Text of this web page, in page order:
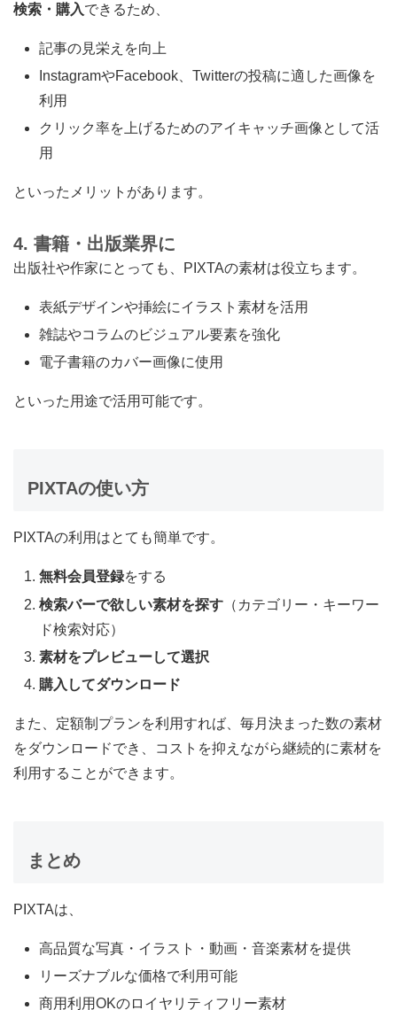
検索・購入できるため、
記事の見栄えを向上
InstagramやFacebook、Twitterの投稿に適した画像を
利用
クリック率を上げるためのアイキャッチ画像として活
用
といったメリットがあります。
4. 書籍・出版業界に
出版社や作家にとっても、PIXTAの素材は役立ちます。
表紙デザインや挿絵にイラスト素材を活用
雑誌やコラムのビジュアル要素を強化
電子書籍のカバー画像に使用
といった用途で活用可能です。
PIXTAの使い方
PIXTAの利用はとても簡単です。
無料会員登録をする
検索バーで欲しい素材を探す （カテゴリー・キーワー
ド検索対応）
素材をプレビューして選択
購入してダウンロード
また、定額制プランを利用すれば、毎月決まった数の素材
をダウンロードでき、コストを抑えながら継続的に素材を
利用することができます。
まとめ
PIXTAは、
高品質な写真・イラスト・動画・音楽素材を提供
リーズナブルな価格で利用可能
商用利用OKのロイヤリティフリー素材